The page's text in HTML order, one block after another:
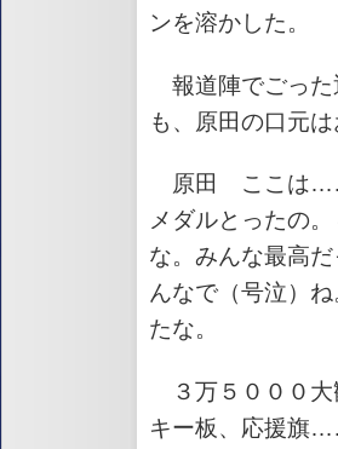
ンを溶かした。
報道陣でごった
も、原田の口元は
原田 ここは
メダルとったの
な。みんな最高
んなで（号泣）
たな。
３万５０００大
キー板、応援旗